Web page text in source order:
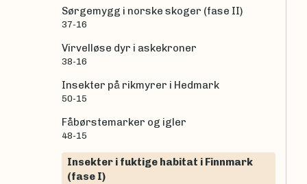
Sørgemygg i norske skoger (fase II)
37-16
Virvelløse dyr i askekroner
38-16
Insekter på rikmyrer i Hedmark
50-15
Fåbørstemarker og igler
48-15
Insekter i fuktige habitat i Finnmark
(fase I)